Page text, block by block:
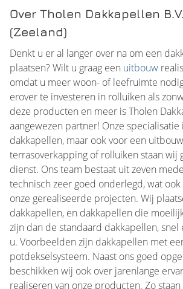
Over Tholen Dakkapellen
(Zeeland)
Denkt u er al langer over na om een
plaatsen? Wilt u graag een uitbouw
omdat u meer woon- of leefruimte
erover te investeren in rolluiken als
deze producten en meer is Tholen
aangewezen partner! Onze specialisatie
dakkapellen, maar ook voor een
terrasoverkapping of rolluiken staan wij
dienst. Ons team bestaat uit zeven
technisch zeer goed onderlegd, wat
onze gerealiseerde projecten. Wij
dakkapellen, en dakkapellen die
zijn dan de standaard dakkapellen, snel
u. Voorbeelden zijn dakkapellen met
potdekselsysteem. Naast ons goed
beschikken wij ook over jarenlange
realiseren van onze producten. Zo